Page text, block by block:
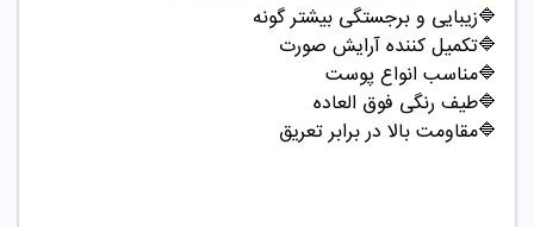
🔷زیبایی و برجستگی بیشتر گونه
🔷تکمیل کننده آرایش صورت
🔷مناسب انواع پوست
🔷طیف رنگی فوق العاده
🔷مقاومت بالا در برابر تعریق